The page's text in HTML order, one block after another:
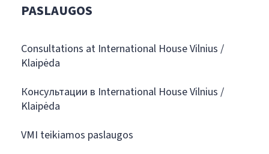
PASLAUGOS
Consultations at International House Vilnius /
Klaipėda
Консультации в International House Vilnius /
Klaipėda
VMI teikiamos paslaugos